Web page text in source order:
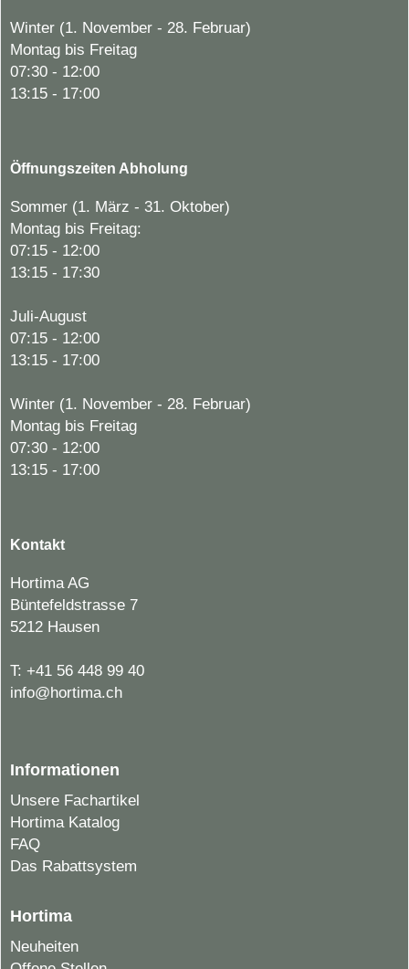
Winter (1. November - 28. Februar)
Montag bis Freitag
07:30 - 12:00
13:15 - 17:00
Öffnungszeiten Abholung
Sommer (1. März - 31. Oktober)
Montag bis Freitag:
07:15 - 12:00
13:15 - 17:30
Juli-August
07:15 - 12:00
13:15 - 17:00
Winter (1. November - 28. Februar)
Montag bis Freitag
07:30 - 12:00
13:15 - 17:00
Kontakt
Hortima AG
Büntefeldstrasse 7
5212 Hausen
T: +41 56 448 99 40
info@hortima.ch
Informationen
Unsere Fachartikel
Hortima Katalog
FAQ
Das Rabattsystem
Hortima
Neuheiten